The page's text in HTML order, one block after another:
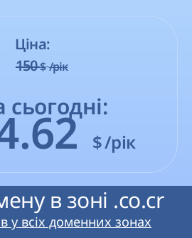
Ціна:
150$ /рік
сьогодні:
$/рік
в зоні .co.cr
у всіх доменних зонах